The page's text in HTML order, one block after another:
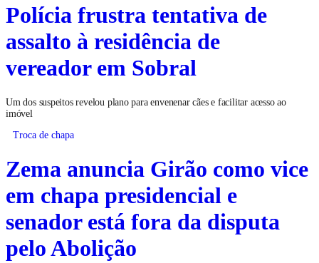
Polícia frustra tentativa de
assalto à residência de
vereador em Sobral
Um dos suspeitos revelou plano para envenenar cães e facilitar acesso ao
imóvel
Troca de chapa
Zema anuncia Girão como vice
em chapa presidencial e
senador está fora da disputa
pelo Abolição